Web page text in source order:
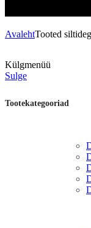
AvalehtTooted
Külgmenüü
Sulge
Tootekategooriad